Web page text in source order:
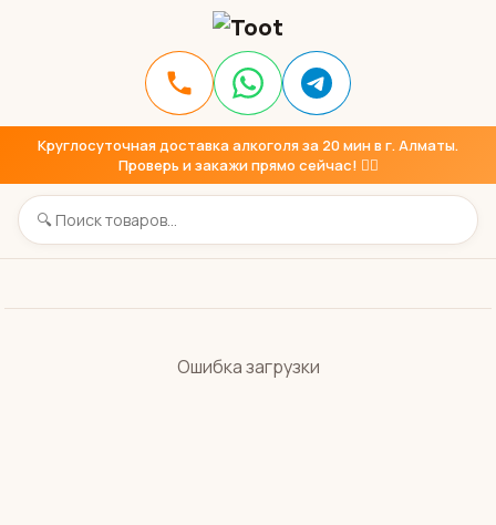
Круглосуточная доставка алкоголя за 20 мин в г. Алматы.
Проверь и закажи прямо сейчас! 👇🏼
Ошибка загрузки